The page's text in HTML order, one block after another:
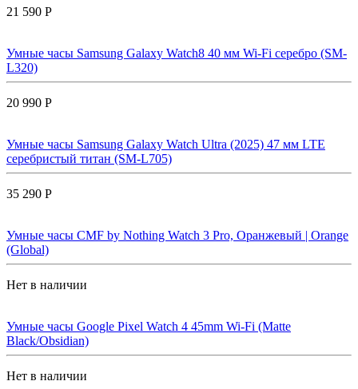
21 590 Р
Умные часы Samsung Galaxy Watch8 40 мм Wi-Fi серебро (SM-
L320)
20 990 Р
Умные часы Samsung Galaxy Watch Ultra (2025) 47 мм LTE
серебристый титан (SM-L705)
35 290 Р
Умные часы CMF by Nothing Watch 3 Pro, Оранжевый | Orange
(Global)
Нет в наличии
Умные часы Google Pixel Watch 4 45mm Wi-Fi (Matte
Black/Obsidian)
Нет в наличии